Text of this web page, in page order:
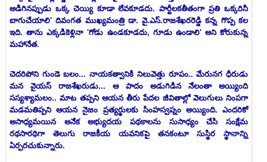
అడిగినప్పుడు ఒక్క చెయ్యి కూడా లేవకూడదు. పార్టీలకతీతంగా ప్రతి ఒక్కరినీ
బాగుచేయాలి' దివంగత ముఖ్యమంత్రి డా. వై.ఎస్‌.రాజశేఖరరెడ్డి కన్న గొప్ప కల
ఇది. తాను ఎక్కడికెళ్లినా 'గోడు ఉండకూడదు, గూడు ఉండాలి' అని కోరుకున్న
మహానేత.
చెదరిపోని గుండె బలం... నాయకత్వానికి నిలువెత్తు రూపం.. మేరునగ ధీరుడు
మన వైయస్ రాజశేఖరుడు... ఆ పాదం అడుగిడిన నేలంతా అయ్యింది
సస్యశ్యామలం.. మాట తప్పని ఆయన తీరు పేదల జీవితాల్లో వెలుగులు నింపగా
మడమతిప్పని ఆయన నైజం ప్రత్యర్థులకు సింహస్వప్నం అయ్యింది. ఎందరికో
అసాధ్యమయిన అనేక అభ్యుదయ పథకాలను సుసాధ్యం చేసి సంక్షేమ
రథసారథిగా తెలుగు రాజకీయ యవనికపై తనకంటూ సుస్థిర స్థానాన్ని
ఏర్పరచుకున్నారు.